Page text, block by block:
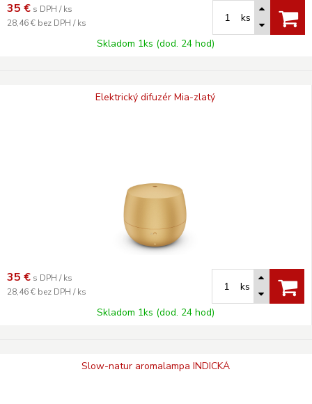
35 € s DPH / ks
28,46 € bez DPH / ks
ks
Skladom 1ks (dod. 24 hod)
Elektrický difuzér Mia-zlatý
35 € s DPH / ks
28,46 € bez DPH / ks
ks
Skladom 1ks (dod. 24 hod)
Slow-natur aromalampa INDICKÁ